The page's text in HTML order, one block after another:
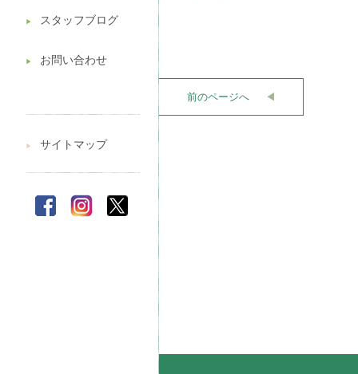
▶︎ スタッフブログ
▶︎ お問い合わせ
▶︎ サイトマップ
前のページへ ◀︎